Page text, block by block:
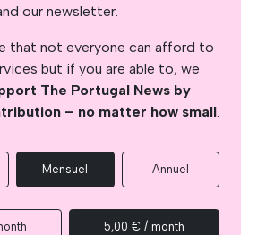
our newsletter.
that not everyone can afford to
but if you are able to, we
The Portugal News by
– no matter how small.
Mensuel Annuel
5,00 € / month